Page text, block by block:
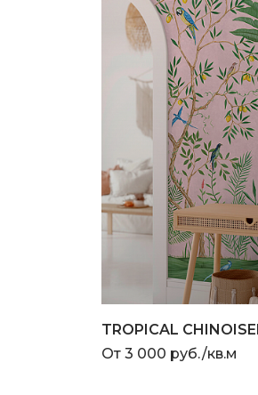
TROPICAL
От 3 000 руб./кв.м